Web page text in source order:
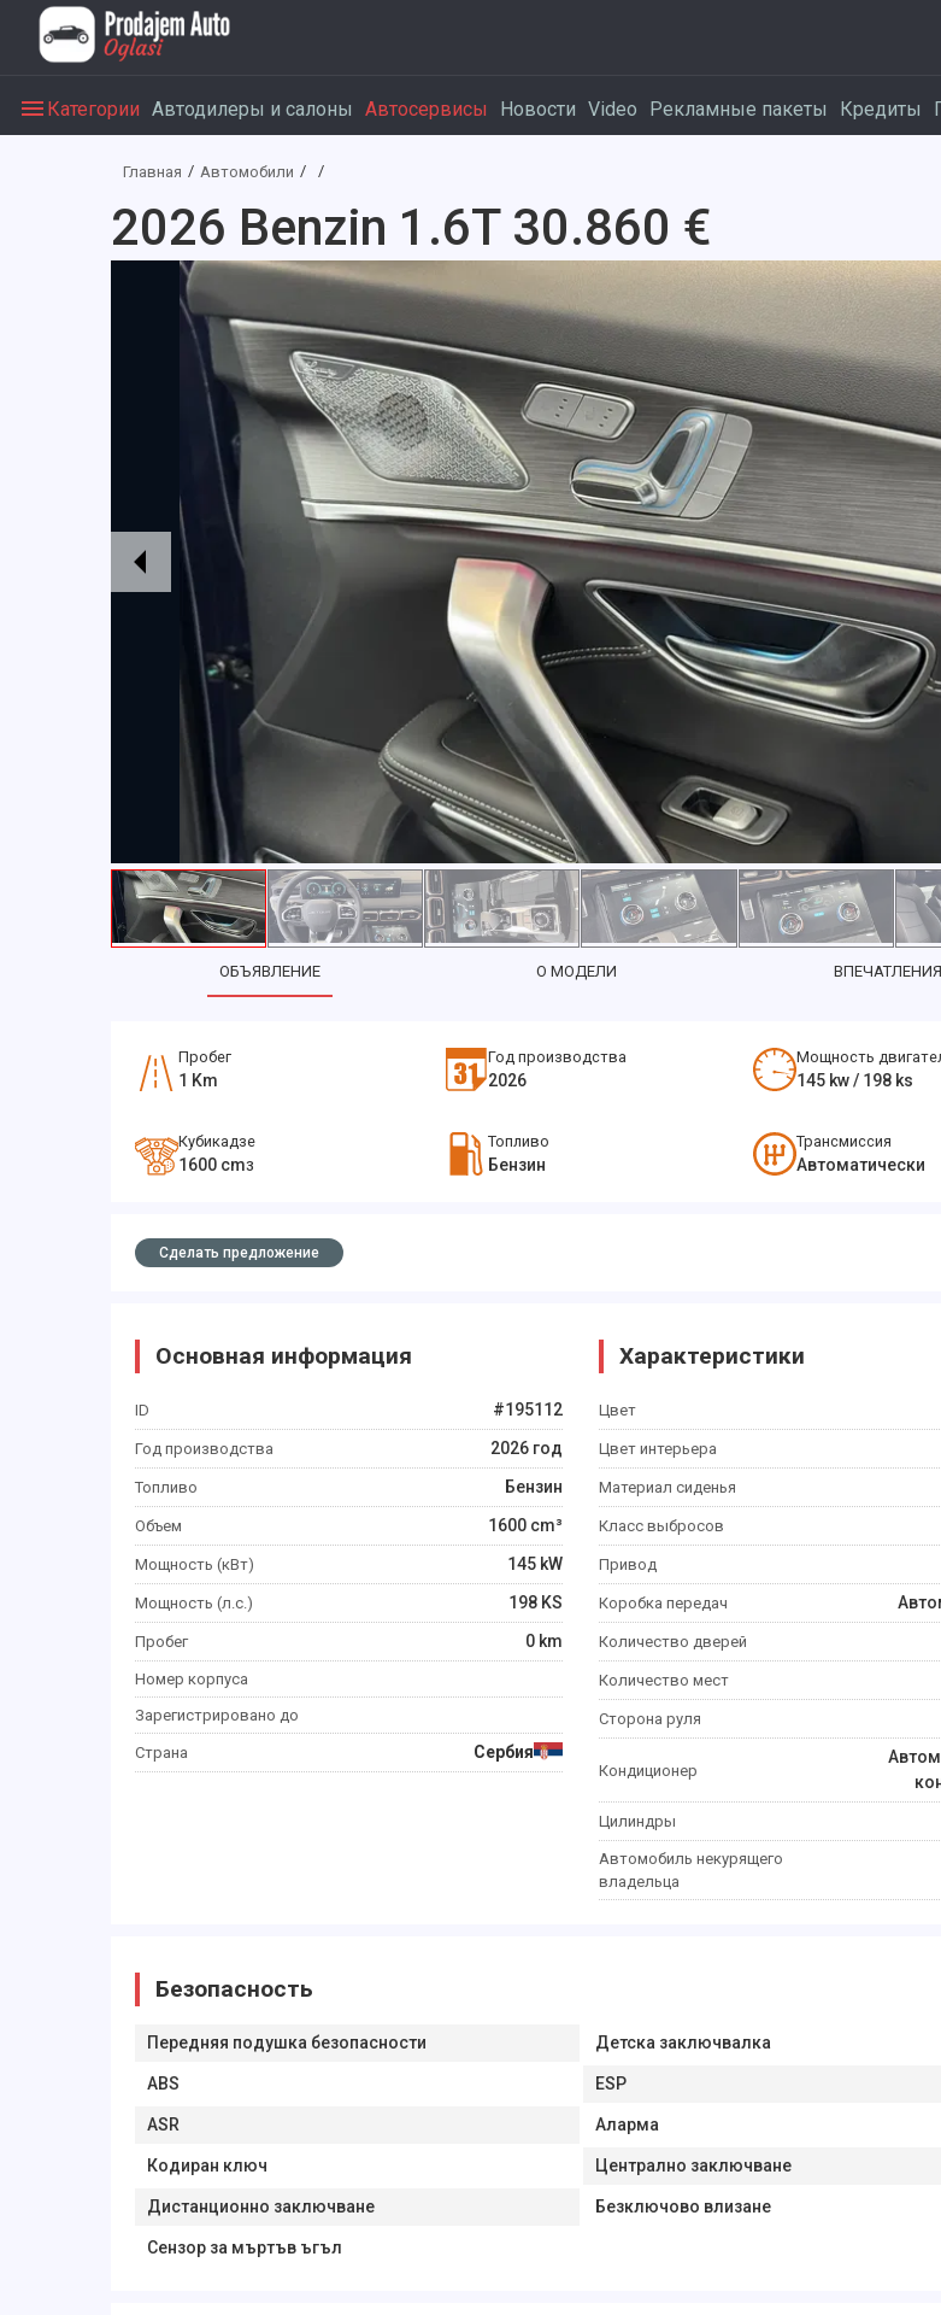
Категории Автодилеры и салоны Автосервисы Новости Video Рекламные пакеты Кредиты
Главная Автомобили
2026 Benzin 1.6T 30.860 €
ОБЪЯВЛЕНИЕ О МОДЕЛИ ВПЕЧАТЛЕНИЯ
Пробег
1 Km
Год производства
2026
Мощность
145 kw / 198 ks
Кубикадзе
1600 cm3
Топливо
Бензин
Трансмиссия
Автоматически
Сделать предложение
Основная информация
ID #195112
Год производства 2026 год
Топливо Бензин
Объем 1600 cm³
Мощность (кВт) 145 kW
Мощность (л.с.) 198 KS
Пробег 0 km
Номер корпуса
Зарегистрировано до
Страна Сербия
Характеристики
Цвет
Цвет интерьера
Материал сиденья
Класс выбросов
Привод
Коробка передач
Количество дверей
Количество мест
Сторона руля
Кондиционер
Цилиндры
Автомобиль некурящего
владельца
Безопасность
Передняя подушка безопасности Детска заключвалка
ABS ESP
ASR Аларма
Кодиран ключ Централно заключване
Дистанционно заключване Безключово влизане
Сензор за мъртъв ъгъл